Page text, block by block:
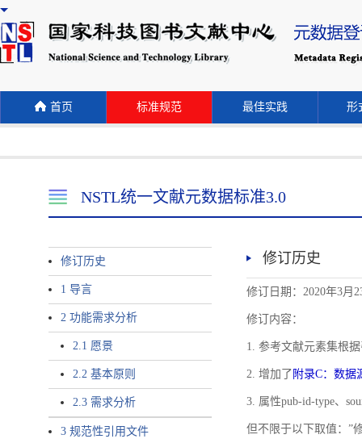
首页 标准规范 最佳实践 形
NSTL统一文献元数据标准3.0
修订历史
1 导言
2 功能需求分析
2.1 愿景
2.2 基本原则
2.3 需求分析
3 规范性引用文件
修订历史
修订日期：2020年3月
修订内容：
1. 参考文献元素集根
2. 增加了 附录C：数据
3. 属性pub-id-type、
但不限于以下取值：”